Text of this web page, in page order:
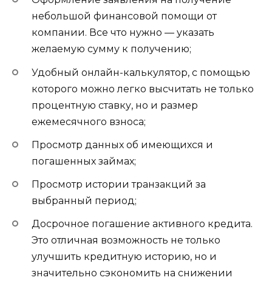
небольшой финансовой помощи от
компании. Все что нужно — указать
желаемую сумму к получению;
Удобный онлайн-калькулятор, с помощью
которого можно легко высчитать не только
процентную ставку, но и размер
ежемесячного взноса;
Просмотр данных об имеющихся и
погашенных займах;
Просмотр истории транзакций за
выбранный период;
Досрочное погашение активного кредита.
Это отличная возможность не только
улучшить кредитную историю, но и
значительно сэкономить на снижении